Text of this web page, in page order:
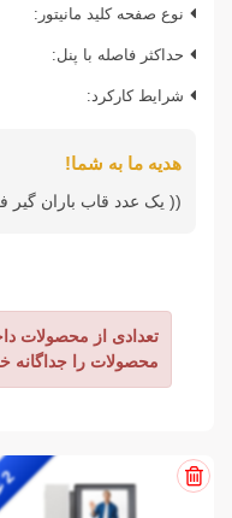
نوع صفحه کلید مانیتور:
حداکثر فاصله با پنل:
شرایط کارکرد:
هدیه ما به شما!
(( یک عدد قاب باران گیر
تعدادی از محصولات
محصولات را جداگانه
2